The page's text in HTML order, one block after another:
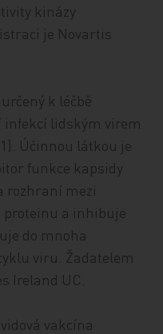
kinázy
je Novartis
určený k léčbě
lidským virem
Účinnou látkou je
funkce kapsidy
rozhraní mezi
proteinu a inhibuje
do mnoha
viru Žadatelem
Ireland UC.
vakcína